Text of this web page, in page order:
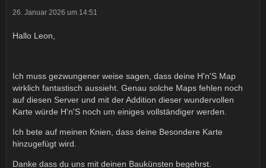
26. Januar 2026 um 14:51
Hallo Leon,
Ich muss gezwungener weise sagen, dass deine H'n'S Map
wirklich fantastisch aussieht. Genau solche Maps fehlen noch
auf diesen Server und mit der Addition dieser wundervollen
Karte würde H'n'S noch um einiges vollständiger werden.
Ich bete auf meinen Knien, dass deine Besondere Karte
hinzugefügt wird.
Danke dass du uns mit deinen Baukünsten begehrst.